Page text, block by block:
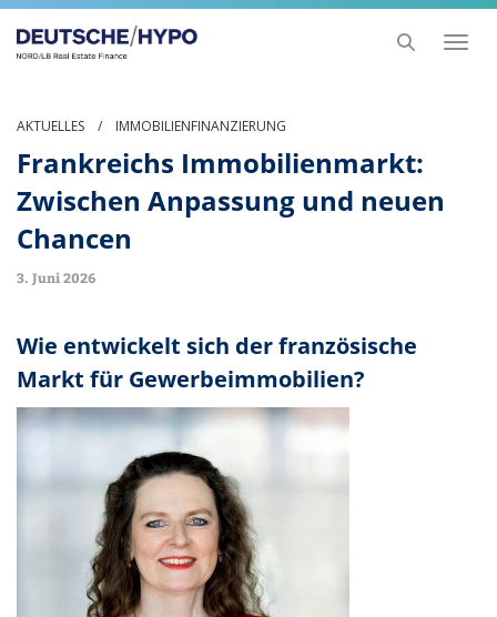
Toggle
AKTUELLES / IMMOBILIENFINANZIERUNG
Frankreichs Immobilienmarkt:
Zwischen Anpassung und neuen
Chancen
3. Juni 2026
Wie entwickelt sich der französische
Markt für Gewerbeimmobilien?